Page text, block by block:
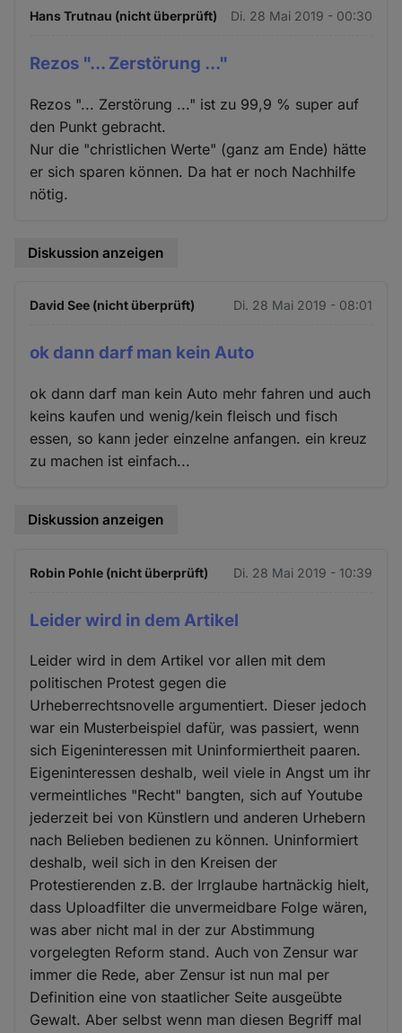
Hans Trutnau (nicht überprüft) Di. 28 Mai 2019 - 00:30
Rezos "... Zerstörung ..."
Rezos "... Zerstörung ..." ist zu 99,9 % super auf
den Punkt gebracht.
Nur die "christlichen Werte" (ganz am Ende) hätte
er sich sparen können. Da hat er noch Nachhilfe
nötig.
Diskussion anzeigen
David See (nicht überprüft) Di. 28 Mai 2019 - 08:01
ok dann darf man kein Auto
ok dann darf man kein Auto mehr fahren und auch
keins kaufen und wenig/kein fleisch und fisch
essen, so kann jeder einzelne anfangen. ein kreuz
zu machen ist einfach...
Diskussion anzeigen
Robin Pohle (nicht überprüft) Di. 28 Mai 2019 - 10:39
Leider wird in dem Artikel
Leider wird in dem Artikel vor allen mit dem
politischen Protest gegen die
Urheberrechtsnovelle argumentiert. Dieser jedoch
war ein Musterbeispiel dafür, was passiert, wenn
sich Eigeninteressen mit Uninformiertheit paaren.
Eigeninteressen deshalb, weil viele in Angst um ihr
vermeintliches "Recht" bangten, sich auf Youtube
jederzeit bei von Künstlern und anderen Urhebern
nach Belieben bedienen zu können. Uninformiert
deshalb, weil sich in den Kreisen der
Protestierenden z.B. der Irrglaube hartnäckig hielt,
dass Uploadfilter die unvermeidbare Folge wären,
was aber nicht mal in der zur Abstimmung
vorgelegten Reform stand. Auch von Zensur war
immer die Rede, aber Zensur ist nun mal per
Definition eine von staatlicher Seite ausgeübte
Gewalt. Aber selbst wenn man diesen Begriff mal